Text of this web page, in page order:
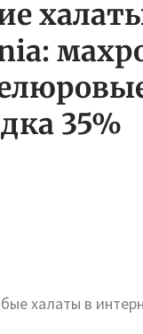
35%
халаты в